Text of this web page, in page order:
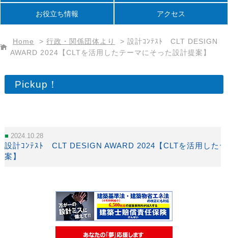
お役立ち情報 アクセス
Home > 行政・関係団体より > 設計ｺﾝﾃｽﾄ CLT DESIGN
AWARD 2024【CLTを活用したテーマにそった設計提案】
Pickup！
2024.10.28
設計ｺﾝﾃｽﾄ CLT DESIGN AWARD 2024【CLTを活用した
案】